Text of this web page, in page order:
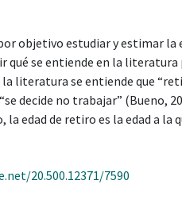
objetivo estudiar y estimar la
se entiende en la literatura
literatura se entiende que
decide no trabajar” (Bueno,
edad de retiro es la edad a la
20.500.12371/7590